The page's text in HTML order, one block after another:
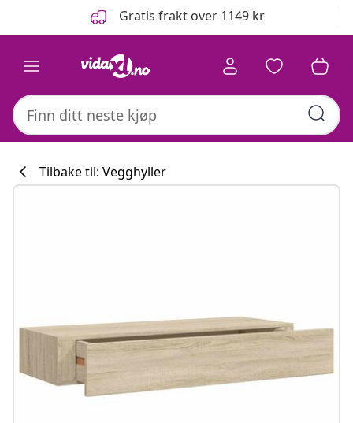
Gratis frakt over 1149 kr
Tilbake til: Vegghyller